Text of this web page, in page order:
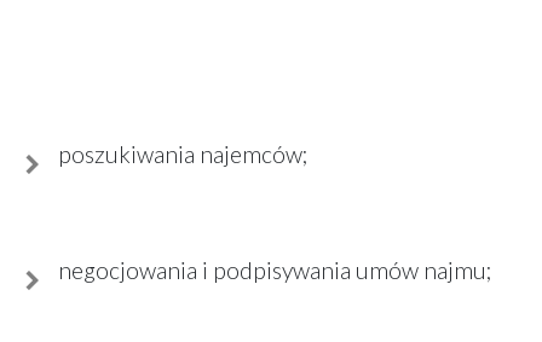
poszukiwania najemców;
negocjowania i podpisywania umów najmu;